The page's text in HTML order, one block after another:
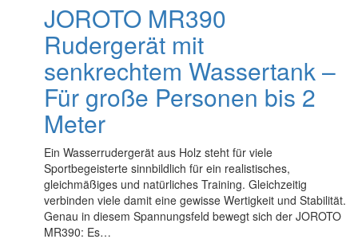
JOROTO MR390
Rudergerät mit
senkrechtem Wassertank –
Für große Personen bis 2
Meter
Ein Wasserrudergerät aus Holz steht für viele
Sportbegeisterte sinnbildlich für ein realistisches,
gleichmäßiges und natürliches Training. Gleichzeitig
verbinden viele damit eine gewisse Wertigkeit und Stabilität.
Genau in diesem Spannungsfeld bewegt sich der JOROTO
MR390: Es…